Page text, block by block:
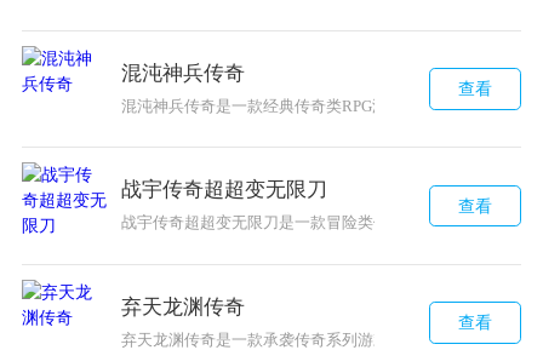
混沌神兵传奇
混沌神兵传奇是一款经典传奇类RPG游戏，拥有精致细腻
查看
战宇传奇超超变无限刀
战宇传奇超超变无限刀是一款冒险类传奇手游，背景设定
查看
弃天龙渊传奇
弃天龙渊传奇是一款承袭传奇系列游戏特点的简单丰富玩
查看